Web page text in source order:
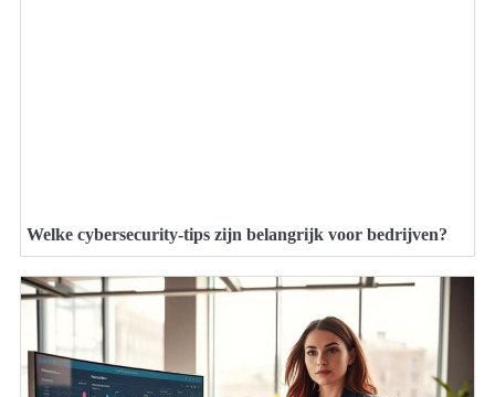
Welke cybersecurity-tips zijn belangrijk voor bedrijven?